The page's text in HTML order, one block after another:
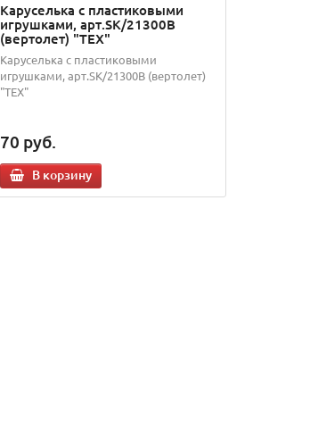
Каруселька с пластиковыми
игрушками, арт.SK/21300B
(вертолет) "TEX"
Каруселька с пластиковыми
игрушками, арт.SK/21300B (вертолет)
"TEX"
70 руб.
В корзину